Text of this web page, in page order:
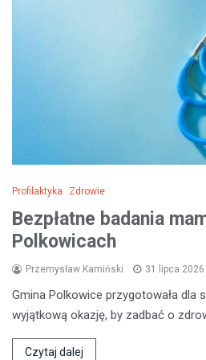
Profilaktyka Zdrowie
Bezpłatne badania
Polkowicach
Przemysław Kamiński 31 lipca 2026
Gmina Polkowice przygotowała dla
wyjątkową okazję, by zadbać o
Czytaj dalej